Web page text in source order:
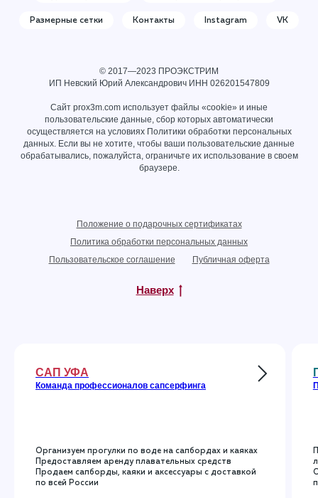
Размерные сетки Контакты Instagram VK
© 2017—2023 ПРОЭКСТРИМ
ИП Невский Юрий Александрович ИНН 026201547809
Сайт prox3m.com использует файлы «cookie» и иные
пользовательские данные, сбор которых автоматически
осуществляется на условиях Политики обработки персональных
данных. Если вы не хотите, чтобы ваши пользовательские данные
обрабатывались, пожалуйста, ограничьте их использование в своем
браузере.
Положение о подарочных сертификатах
Политика обработки персональных данных
Пользовательское соглашение
Публичная оферта
Наверх
САП УФА
Команда профессионалов сапсерфинга
Организуем прогулки по воде на сапбордах и каяках
Предоставляем аренду плавательных средств
Продаем сапборды, каяки и аксессуары с доставкой
по всей России